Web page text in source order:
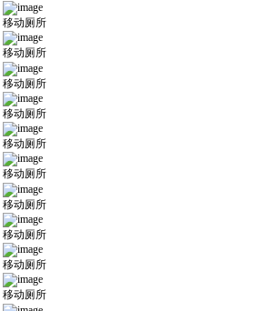
移动厕所
移动厕所
移动厕所
移动厕所
移动厕所
移动厕所
移动厕所
移动厕所
移动厕所
移动厕所